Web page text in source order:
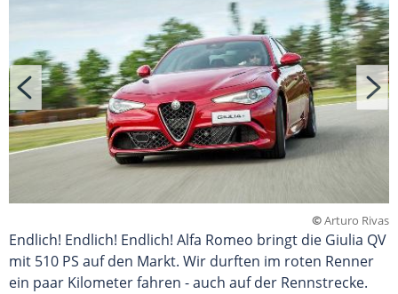
©Arturo Rivas
Endlich! Endlich! Endlich! Alfa Romeo bringt die Giulia QV
mit 510 PS auf den Markt. Wir durften im roten Renner
ein paar Kilometer fahren - auch auf der Rennstrecke.